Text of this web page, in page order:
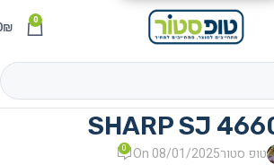
0
₪
SHARP SJ
טופ סטורOn 08/01/2025
0